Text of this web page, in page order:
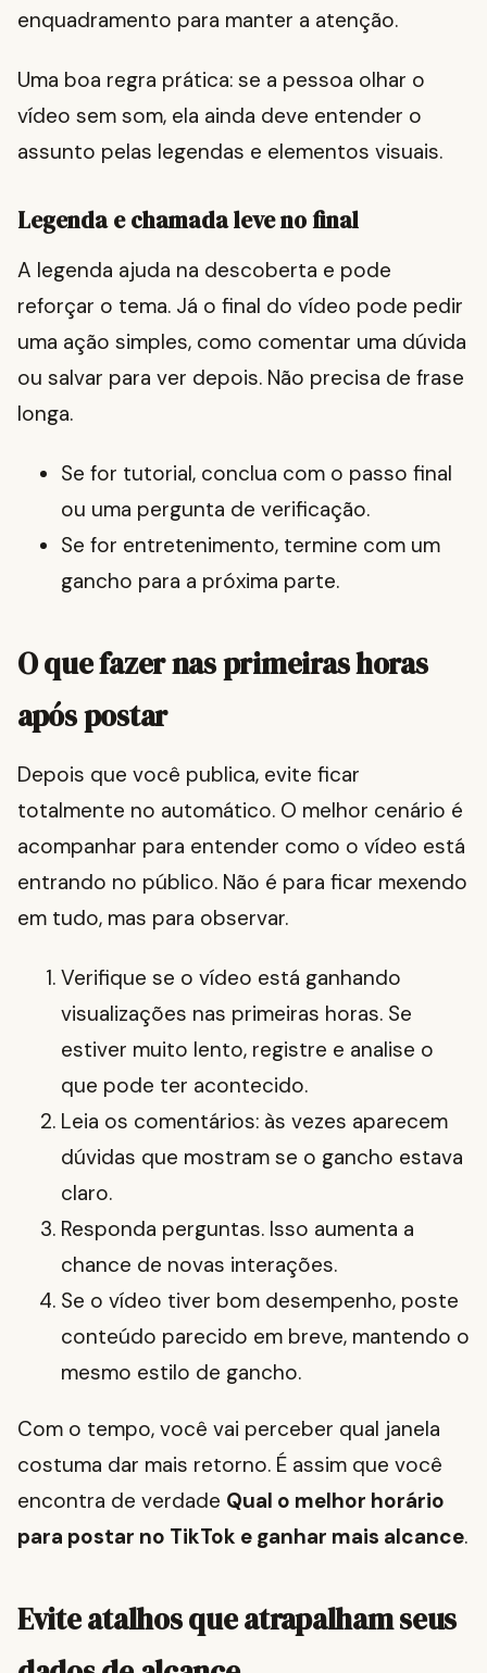
enquadramento para manter a atenção.
Uma boa regra prática: se a pessoa olhar o
vídeo sem som, ela ainda deve entender o
assunto pelas legendas e elementos visuais.
Legenda e chamada leve no final
A legenda ajuda na descoberta e pode
reforçar o tema. Já o final do vídeo pode pedir
uma ação simples, como comentar uma dúvida
ou salvar para ver depois. Não precisa de frase
longa.
Se for tutorial, conclua com o passo final
ou uma pergunta de verificação.
Se for entretenimento, termine com um
gancho para a próxima parte.
O que fazer nas primeiras horas
após postar
Depois que você publica, evite ficar
totalmente no automático. O melhor cenário é
acompanhar para entender como o vídeo está
entrando no público. Não é para ficar mexendo
em tudo, mas para observar.
Verifique se o vídeo está ganhando
visualizações nas primeiras horas. Se
estiver muito lento, registre e analise o
que pode ter acontecido.
Leia os comentários: às vezes aparecem
dúvidas que mostram se o gancho estava
claro.
Responda perguntas. Isso aumenta a
chance de novas interações.
Se o vídeo tiver bom desempenho, poste
conteúdo parecido em breve, mantendo o
mesmo estilo de gancho.
Com o tempo, você vai perceber qual janela
costuma dar mais retorno. É assim que você
encontra de verdade Qual o melhor horário
para postar no TikTok e ganhar mais alcance.
Evite atalhos que atrapalham seus